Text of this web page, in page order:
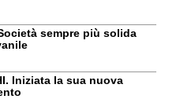
sempre più solida
Iniziata la sua nuova